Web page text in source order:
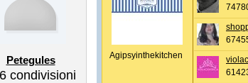
Petegules
condivisioni
Agipsyinthekitchen